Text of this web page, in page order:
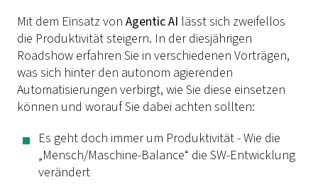
Mit dem Einsatz von Agentic AI lässt sich zweifellos
die Produktivität steigern. In der diesjährigen
Roadshow erfahren Sie in verschiedenen Vorträgen,
was sich hinter den autonom agierenden
Automatisierungen verbirgt, wie Sie diese einsetzen
können und worauf Sie dabei achten sollten:
Es geht doch immer um Produktivität - Wie die
„Mensch/Maschine-Balance“ die SW-Entwicklung
verändert